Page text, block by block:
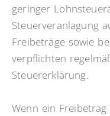
geringer
Steuerveranlagung
Freibeträge sowie
verpflichten
Steuererklärung.
Wenn ein